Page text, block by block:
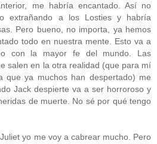
me habría encantado. Así no
extrañando a los Losties y habría
Pero bueno, no importa, ya hemos
todo en nuestra mente. Esto va a
con la mayor fe del mundo. Las
salen en la otra realidad (que para mí
que ya muchos han despertado) me
Jack despierte va a ser horroroso y
de muerte. No sé por qué tengo
yo me voy a cabrear mucho. Pero